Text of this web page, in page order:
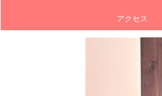
アクセス